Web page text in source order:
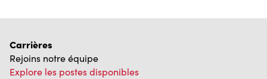
Carrières
Rejoins notre équipe
Explore les postes disponibles